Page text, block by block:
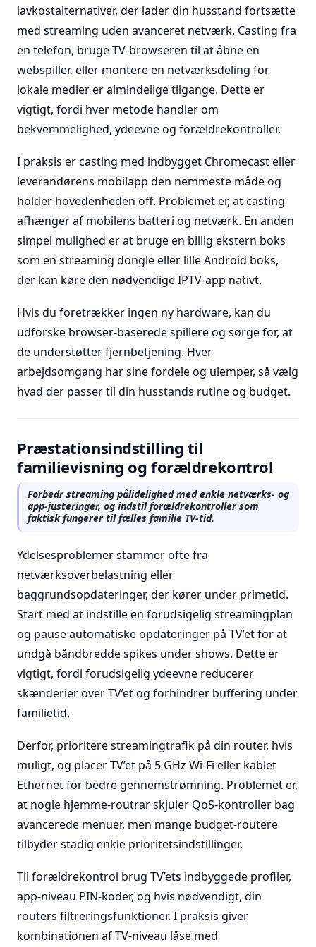
lavkostalternativer, der lader din husstand fortsætte
med streaming uden avanceret netværk. Casting fra
en telefon, bruge TV-browseren til at åbne en
webspiller, eller montere en netværksdeling for
lokale medier er almindelige tilgange. Dette er
vigtigt, fordi hver metode handler om
bekvemmelighed, ydeevne og forældrekontroller.
I praksis er casting med indbygget Chromecast eller
leverandørens mobilapp den nemmeste måde og
holder hovedenheden off. Problemet er, at casting
afhænger af mobilens batteri og netværk. En anden
simpel mulighed er at bruge en billig ekstern boks
som en streaming dongle eller lille Android boks,
der kan køre den nødvendige IPTV-app nativt.
Hvis du foretrækker ingen ny hardware, kan du
udforske browser-baserede spillere og sørge for, at
de understøtter fjernbetjening. Hver
arbejdsomgang har sine fordele og ulemper, så vælg
hvad der passer til din husstands rutine og budget.
Præstationsindstilling til
familievisning og forældrekontrol
Forbedr streaming pålidelighed med enkle netværks- og
app-justeringer, og indstil forældrekontroller som
faktisk fungerer til fælles familie TV-tid.
Ydelsesproblemer stammer ofte fra
netværksoverbelastning eller
baggrundsopdateringer, der kører under primetid.
Start med at indstille en forudsigelig streamingplan
og pause automatiske opdateringer på TV’et for at
undgå båndbredde spikes under shows. Dette er
vigtigt, fordi forudsigelig ydeevne reducerer
skænderier over TV’et og forhindrer buffering under
familietid.
Derfor, prioritere streamingtrafik på din router, hvis
muligt, og placer TV’et på 5 GHz Wi-Fi eller kablet
Ethernet for bedre gennemstrømning. Problemet er,
at nogle hjemme-routrar skjuler QoS-kontroller bag
avancerede menuer, men mange budget-routere
tilbyder stadig enkle prioritetsindstillinger.
Til forældrekontrol brug TV’ets indbyggede profiler,
app-niveau PIN-koder, og hvis nødvendigt, din
routers filtreringsfunktioner. I praksis giver
kombinationen af TV-niveau låse med